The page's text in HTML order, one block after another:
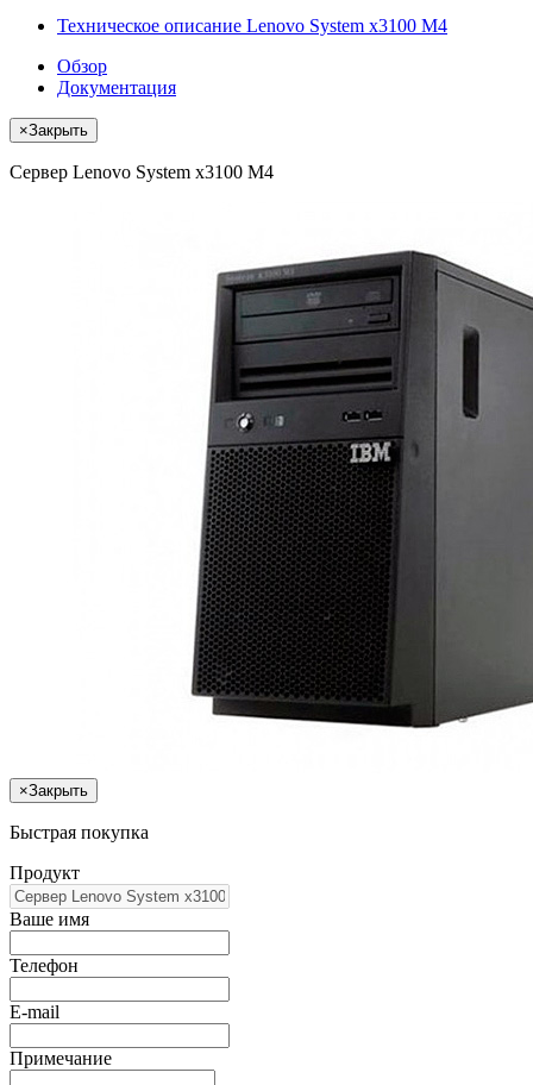
Техническое описание Lenovo System x3100 M4
Обзор
Документация
×Закрыть
Сервер Lenovo System x3100 M4
×Закрыть
Быстрая покупка
Продукт
Ваше имя
Телефон
E-mail
Примечание